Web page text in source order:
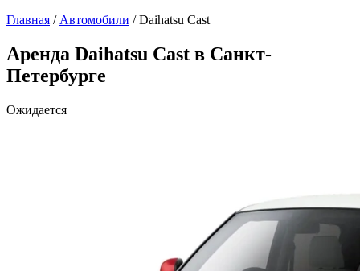
Главная / Автомобили /Daihatsu Cast
Аренда Daihatsu Cast в Санкт-
Петербурге
Ожидается